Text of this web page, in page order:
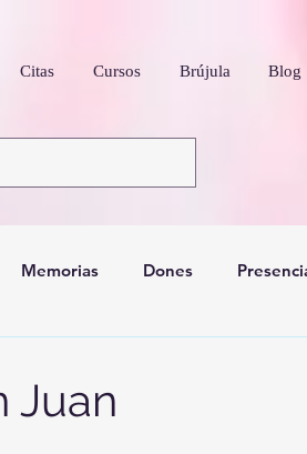
Citas Cursos Brújula Blog
Memorias Dones
Juan